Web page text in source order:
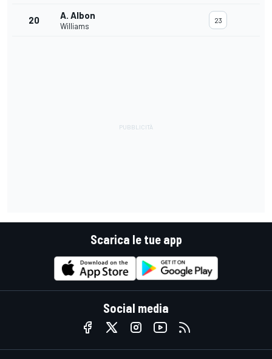
20 A. Albon
Williams
23
Scarica le tue app
Social media